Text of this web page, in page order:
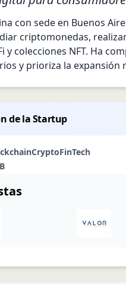
con sede en Buenos
criptomonedas,
y colecciones NFT. Ha
y prioriza la
de la Startup
CryptoFinTech